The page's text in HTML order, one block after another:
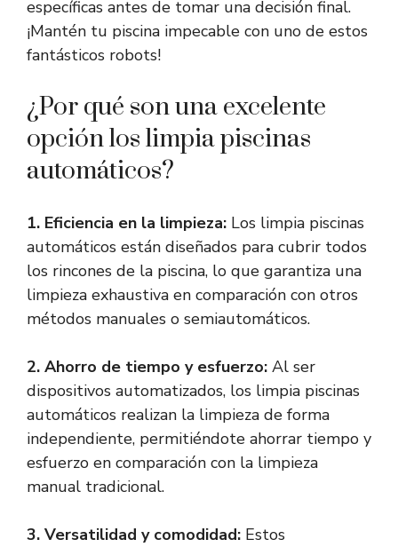
específicas antes de tomar una decisión final.
¡Mantén tu piscina impecable con uno de estos
fantásticos robots!
¿Por qué son una excelente
opción los limpia piscinas
automáticos?
1. Eficiencia en la limpieza: Los limpia piscinas
automáticos están diseñados para cubrir todos
los rincones de la piscina, lo que garantiza una
limpieza exhaustiva en comparación con otros
métodos manuales o semiautomáticos.
2. Ahorro de tiempo y esfuerzo: Al ser
dispositivos automatizados, los limpia piscinas
automáticos realizan la limpieza de forma
independiente, permitiéndote ahorrar tiempo y
esfuerzo en comparación con la limpieza
manual tradicional.
3. Versatilidad y comodidad: Estos